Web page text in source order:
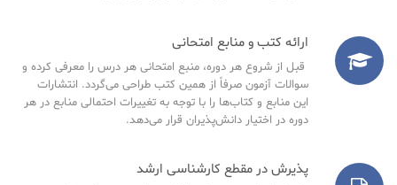
ارائه کتب و منابع امتحانی
قبل از شروع هر دوره، منبع امتحانی هر درس را معرفی کرده و
سوالات آزمون صرفاً از همین کتب طراحی می‌گردد. انتشارات
این منابع و کتاب‌ها را با توجه به تغییرات احتمالی منابع در هر
دوره در اختیار دانش‌پذیران قرار می‌دهد.
پذیرش در مقطع کارشناسی ارشد